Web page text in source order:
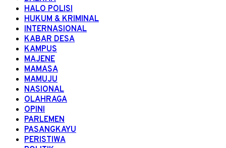
HALO POLISI
HUKUM & KRIMINAL
INTERNASIONAL
KABAR DESA
KAMPUS
MAJENE
MAMASA
MAMUJU
NASIONAL
OLAHRAGA
OPINI
PARLEMEN
PASANGKAYU
PERISTIWA